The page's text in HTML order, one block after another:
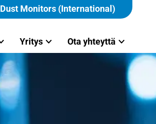
Dust Monitors (International)
Yritys Ota yhteyttä